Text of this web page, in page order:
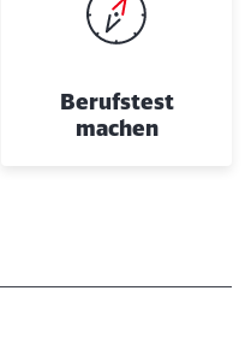
Berufstest
machen